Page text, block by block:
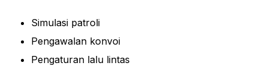
Simulasi patroli
Pengawalan konvoi
Pengaturan lalu lintas